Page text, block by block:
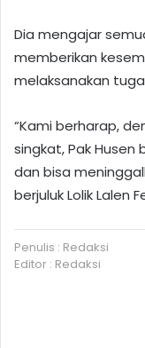
Dia mengajar
memberikan
melaksanakan
“Kami berharap,
singkat, Pak Husen
dan bisa
berjuluk Lolik Lalen
Penulis : Redaksi
Editor : Redaksi